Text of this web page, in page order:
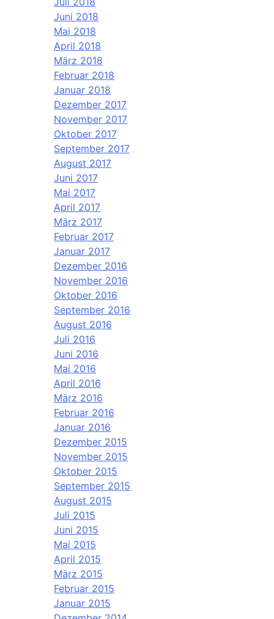
Juni 2018
Mai 2018
April 2018
März 2018
Februar 2018
Januar 2018
Dezember 2017
November 2017
Oktober 2017
September 2017
August 2017
Juni 2017
Mai 2017
April 2017
März 2017
Februar 2017
Januar 2017
Dezember 2016
November 2016
Oktober 2016
September 2016
August 2016
Juli 2016
Juni 2016
Mai 2016
April 2016
März 2016
Februar 2016
Januar 2016
Dezember 2015
November 2015
Oktober 2015
September 2015
August 2015
Juli 2015
Juni 2015
Mai 2015
April 2015
März 2015
Februar 2015
Januar 2015